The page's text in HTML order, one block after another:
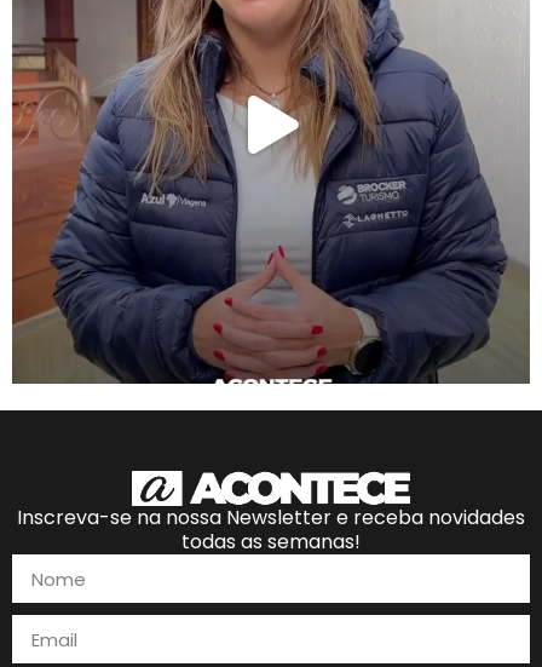
Inscreva-se na nossa Newsletter e receba novidades
todas as semanas!